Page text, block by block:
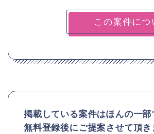
掲載している案件はほんの一
無料登録後にご提案させて頂